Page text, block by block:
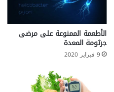
ت
ع
ر
ف
الأطعمة الممنوعة على مرضى
جرثومة المعدة
9 فبراير 2020